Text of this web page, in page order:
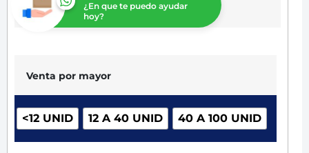
¿En que te puedo ayudar
hoy?
Venta por mayor
<12 UNID 12 A 40 UNID 40 A 100 UNID